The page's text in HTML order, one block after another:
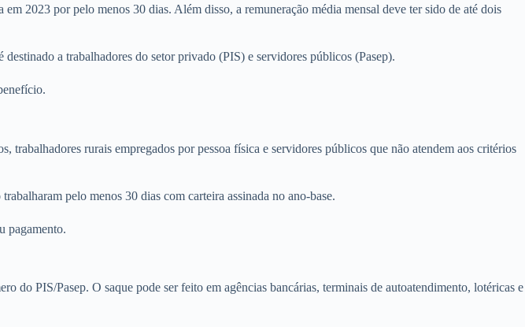
2023 por pelo menos 30 dias. Além disso, a remuneração média mensal deve ter sido de até dois
a trabalhadores do setor privado (PIS) e servidores públicos (Pasep).
trabalhadores rurais empregados por pessoa física e servidores públicos que não atendem aos critérios
pelo menos 30 dias com carteira assinada no ano-base.
pagamento.
do PIS/Pasep. O saque pode ser feito em agências bancárias, terminais de autoatendimento, lotéricas e